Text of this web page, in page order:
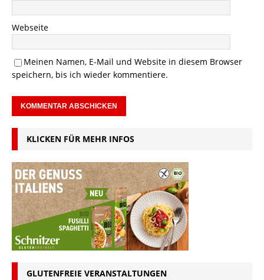
Webseite
Meinen Namen, E-Mail und Website in diesem Browser
speichern, bis ich wieder kommentiere.
KLICKEN FÜR MEHR INFOS
GLUTENFREIE VERANSTALTUNGEN